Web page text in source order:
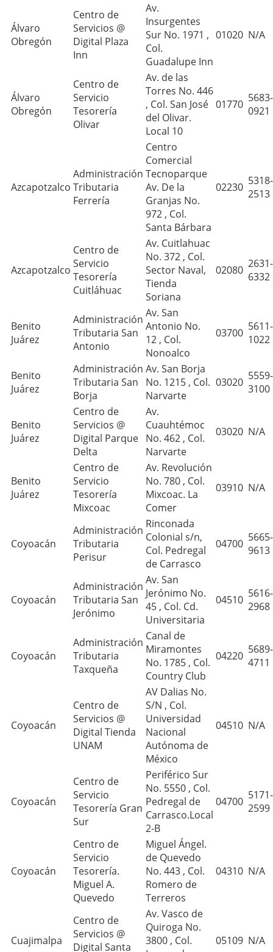
Álvaro
Obregón
Centro de
Servicios @
Digital Plaza
Inn
Av.
Insurgentes
Sur No. 1971 ,
Col.
Guadalupe Inn
01020 N/A
Álvaro
Obregón
Centro de
Servicio
Tesorería
Olivar
Av. de las
Torres No. 446
, Col. San José
del Olivar.
Local 10
01770 5683-
0921
Azcapotzalco
Administración
Tributaria
Ferrería
Centro
Comercial
Tecnoparque
Av. De la
Granjas No.
972 , Col.
Santa Bárbara
02230 5318-
2513
Azcapotzalco
Centro de
Servicio
Tesorería
Cuitláhuac
Av. Cuitlahuac
No. 372 , Col.
Sector Naval,
Tienda
Soriana
02080 2631-
6332
Benito
Juárez
Administración
Tributaria San
Antonio
Av. San
Antonio No.
12 , Col.
Nonoalco
03700 5611-
1022
Benito
Juárez
Administración
Tributaria San
Borja
Av. San Borja
No. 1215 , Col.
Narvarte
03020 5559-
3100
Benito
Juárez
Centro de
Servicios @
Digital Parque
Delta
Av.
Cuauhtémoc
No. 462 , Col.
Narvarte
03020 N/A
Benito
Juárez
Centro de
Servicio
Tesorería
Mixcoac
Av. Revolución
No. 780 , Col.
Mixcoac. La
Comer
03910 N/A
Coyoacán
Administración
Tributaria
Perisur
Rinconada
Colonial s/n,
Col. Pedregal
de Carrasco
04700 5665-
9613
Coyoacán
Administración
Tributaria San
Jerónimo
Av. San
Jerónimo No.
45 , Col. Cd.
Universitaria
04510 5616-
2968
Coyoacán
Administración
Tributaria
Taxqueña
Canal de
Miramontes
No. 1785 , Col.
Country Club
04220 5689-
4711
Coyoacán
Centro de
Servicios @
Digital Tienda
UNAM
AV Dalias No.
S/N , Col.
Universidad
Nacional
Autónoma de
México
04510 N/A
Coyoacán
Centro de
Servicio
Tesorería Gran
Sur
Periférico Sur
No. 5550 , Col.
Pedregal de
Carrasco.Local
2-B
04700 5171-
2599
Coyoacán
Centro de
Servicio
Tesorería.
Miguel A.
Quevedo
Miguel Ángel.
de Quevedo
No. 443 , Col.
Romero de
Terreros
04310 N/A
Cuajimalpa
Centro de
Servicios @
Digital Santa
Av. Vasco de
Quiroga No.
3800 , Col.
05109 N/A